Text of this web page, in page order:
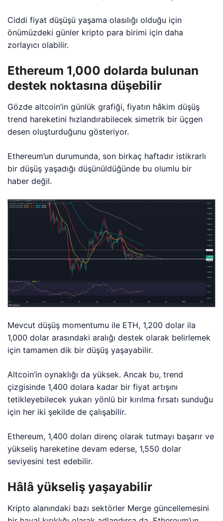
Ciddi fiyat düşüşü yaşama olasılığı olduğu için
önümüzdeki günler kripto para birimi için daha
zorlayıcı olabilir.
Ethereum 1,000 dolarda bulunan
destek noktasına düşebilir
Gözde altcoin’in günlük grafiği, fiyatın hâkim düşüş
trend hareketini hızlandırabilecek simetrik bir üçgen
desen oluşturduğunu gösteriyor.
Ethereum’un durumunda, son birkaç haftadır istikrarlı
bir düşüş yaşadığı düşünüldüğünde bu olumlu bir
haber değil.
Mevcut düşüş momentumu ile ETH, 1,200 dolar ila
1,000 dolar arasındaki aralığı destek olarak belirlemek
için tamamen dik bir düşüş yaşayabilir.
Altcoin’in oynaklığı da yüksek. Ancak bu, trend
çizgisinde 1,400 dolara kadar bir fiyat artışını
tetikleyebilecek yukarı yönlü bir kırılma fırsatı sunduğu
için her iki şekilde de çalışabilir.
Ethereum, 1,400 doları direnç olarak tutmayı başarır ve
yükseliş hareketine devam ederse, 1,550 dolar
seviyesini test edebilir.
Hâlâ yükseliş yaşayabilir
Kripto alanındaki bazı sektörler Merge güncellemesini